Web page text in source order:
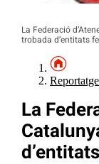
La Federació
trobada d’entitats
Reportatge
La